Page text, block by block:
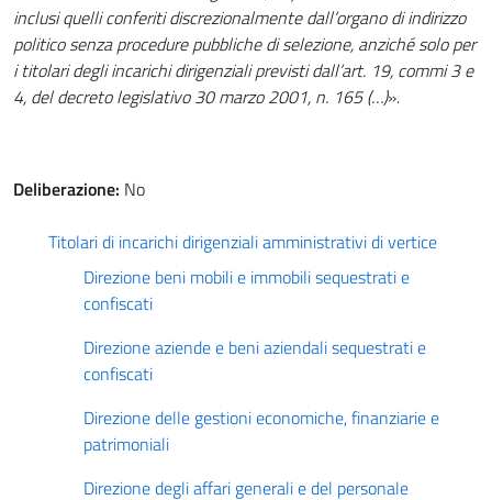
inclusi quelli conferiti discrezionalmente dall’organo di indirizzo
politico senza procedure pubbliche di selezione, anziché solo per
i titolari degli incarichi dirigenziali previsti dall’art. 19, commi 3 e
4, del decreto legislativo 30 marzo 2001, n. 165 (…)».
Deliberazione: No
Titolari di incarichi dirigenziali amministrativi di vertice
Direzione beni mobili e immobili sequestrati e
confiscati
Direzione aziende e beni aziendali sequestrati e
confiscati
Direzione delle gestioni economiche, finanziarie e
patrimoniali
Direzione degli affari generali e del personale